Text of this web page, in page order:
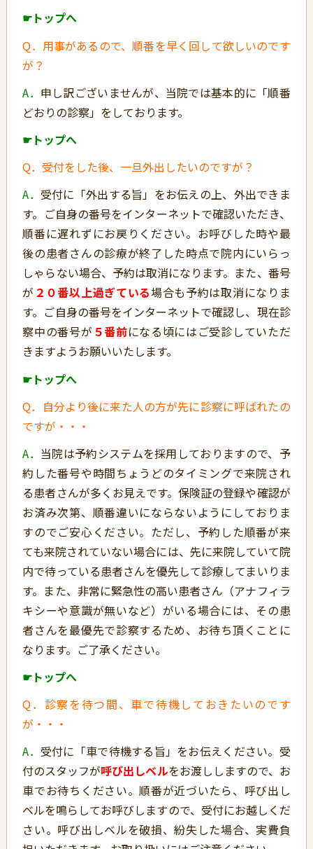
☛トップへ
Q．用事があるので、順番を早く回して欲しいのです
が？
A． 申し訳ございませんが、当院では基本的に「順番
どおりの診察」をしております。
☛トップへ
Q．受付をした後、一旦外出したいのですが？
A． 受付に「外出する旨」をお伝えの上、外出できま
す。ご自身の番号をインターネットで確認いただき、
順番に遅れずにお戻りください。お呼びした時や最
後の患者さんの診療が終了した時点で院内にいらっ
しゃらない場合、予約は取消になります。また、番号
が ２０番以上過ぎている場合も予約は取消になりま
す。ご自身の番号をインターネットで確認し、現在診
察中の番号が ５番前になる頃にはご受診していただ
きますようお願いいたします。
☛トップへ
Q．自分より後に来た人の方が先に診察に呼ばれたの
ですが・・・
A． 当院は予約システムを採用しておりますので、予
約した番号や時間ちょうどのタイミングで来院され
る患者さんが多くお見えです。保険証の登録や確認が
お済み次第、順番違いにならないようにしておりま
すのでご安心ください。ただし、予約した順番が来
ても来院されていない場合には、先に来院していて院
内で待っている患者さんを優先して診療してまいりま
す。また、非常に緊急性の高い患者さん（アナフィラ
キシーや意識が無いなど）がいる場合には、その患
者さんを最優先で診察するため、お待ち頂くことに
なります。ご了承ください。
☛トップへ
Q．診察を待つ間、車で待機しておきたいのです
が・・・
A． 受付に「車で待機する旨」をお伝えください。受
付のスタッフが呼び出しベルをお渡ししますので、お
車でお待ちください。順番が近づいたら、呼び出し
ベルを鳴らしてお呼びしますので、受付にお越しくだ
さい。呼び出しベルを破損、紛失した場合、実費負